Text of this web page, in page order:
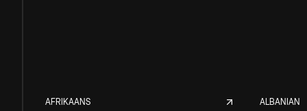
AFRIKAANS ALBANIAN